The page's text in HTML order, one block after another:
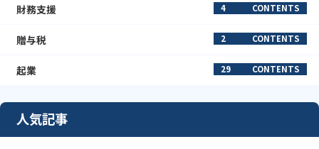
財務支援 4 CONTENTS
贈与税 2 CONTENTS
起業 29 CONTENTS
人気記事